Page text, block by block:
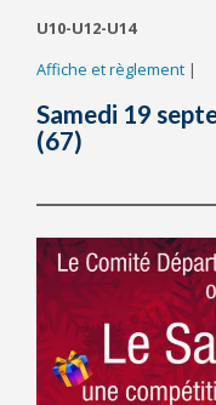
U10-U12-U14
Affiche et règlement |
Samedi 19
(67)